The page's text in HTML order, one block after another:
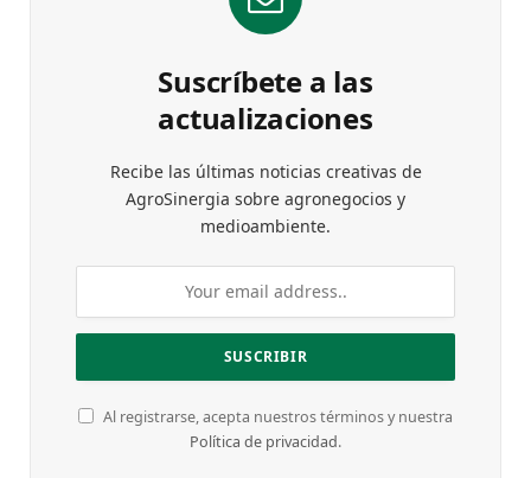
Suscríbete a las
actualizaciones
Recibe las últimas noticias creativas de
AgroSinergia sobre agronegocios y
medioambiente.
Al registrarse, acepta nuestros términos y nuestra
Política de privacidad.